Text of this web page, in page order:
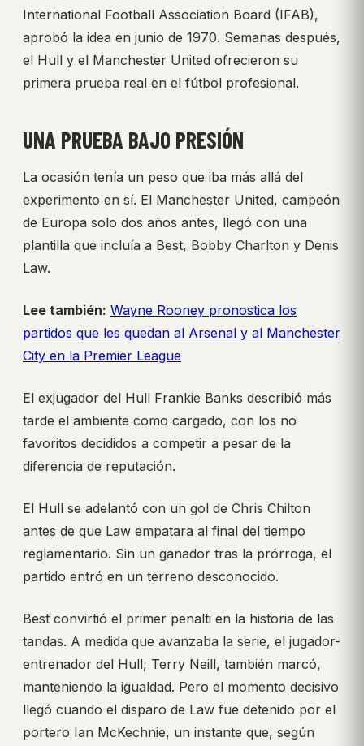
International Football Association Board (IFAB),
aprobó la idea en junio de 1970. Semanas después,
el Hull y el Manchester United ofrecieron su
primera prueba real en el fútbol profesional.
UNA PRUEBA BAJO PRESIÓN
La ocasión tenía un peso que iba más allá del
experimento en sí. El Manchester United, campeón
de Europa solo dos años antes, llegó con una
plantilla que incluía a Best, Bobby Charlton y Denis
Law.
Lee también: Wayne Rooney pronostica los
partidos que les quedan al Arsenal y al Manchester
City en la Premier League
El exjugador del Hull Frankie Banks describió más
tarde el ambiente como cargado, con los no
favoritos decididos a competir a pesar de la
diferencia de reputación.
El Hull se adelantó con un gol de Chris Chilton
antes de que Law empatara al final del tiempo
reglamentario. Sin un ganador tras la prórroga, el
partido entró en un terreno desconocido.
Best convirtió el primer penalti en la historia de las
tandas. A medida que avanzaba la serie, el jugador-
entrenador del Hull, Terry Neill, también marcó,
manteniendo la igualdad. Pero el momento decisivo
llegó cuando el disparo de Law fue detenido por el
portero Ian McKechnie, un instante que, según